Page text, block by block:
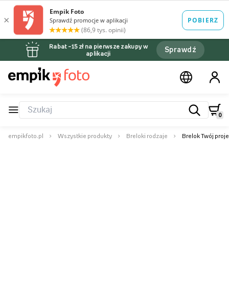
Rabat –15 zł na pierwsze zakupy w
aplikacji
Sprawdź
0
empikfoto.pl Wszystkie produkty Breloki rodzaje Brelok Twój